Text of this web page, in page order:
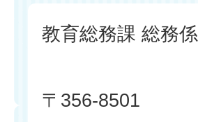
教育総務課 総務係
〒356-8501